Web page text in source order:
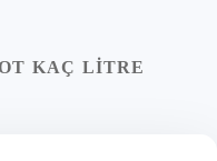
KAÇ LITRE